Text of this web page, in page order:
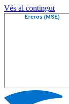
Vés al contingut